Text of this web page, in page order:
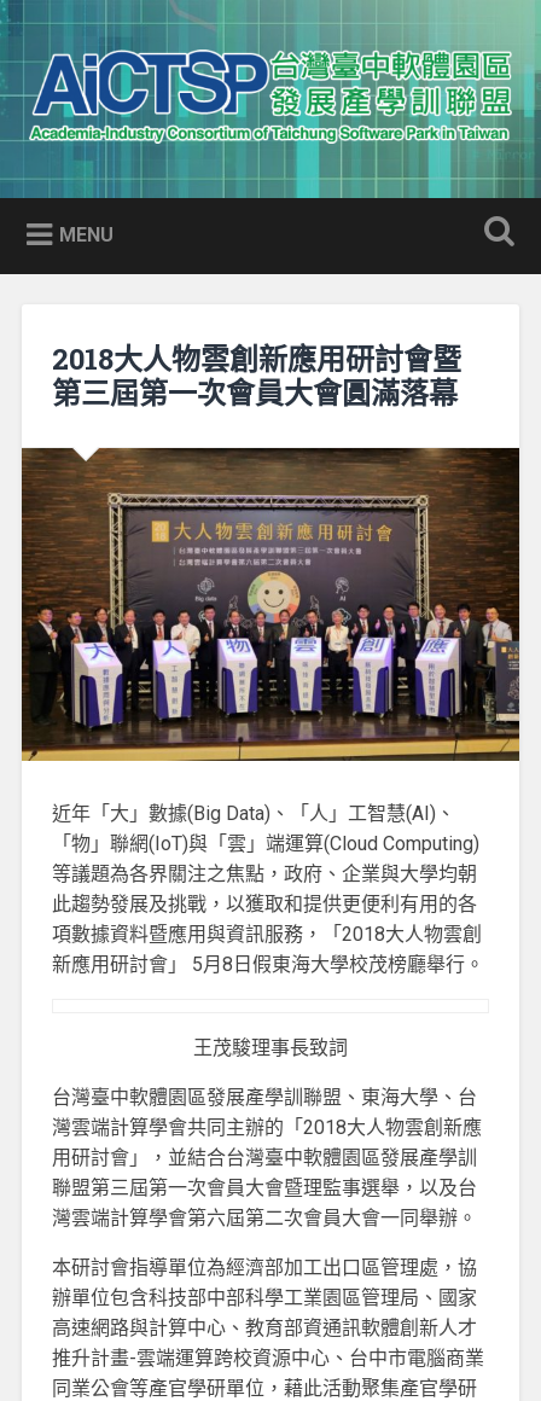
Skip
to
content
Search
AICTSP 台灣臺中軟體園區發展
產學訓聯盟
Academia-Industry Consortium of Taichung Software Park
in Taiwan
MENU
2018大人物雲創新應用研討會暨
第三屆第一次會員大會圓滿落幕
近年「大」數據(Big Data)、「人」工智慧(AI)、
「物」聯網(IoT)與「雲」端運算(Cloud Computing)
等議題為各界關注之焦點，政府、企業與大學均朝
此趨勢發展及挑戰，以獲取和提供更便利有用的各
項數據資料暨應用與資訊服務，「2018大人物雲創
新應用研討會」 5月8日假東海大學校茂榜廳舉行。
王茂駿理事長致詞
台灣臺中軟體園區發展產學訓聯盟、東海大學、台
灣雲端計算學會共同主辦的「2018大人物雲創新應
用研討會」，並結合台灣臺中軟體園區發展產學訓
聯盟第三屆第一次會員大會暨理監事選舉，以及台
灣雲端計算學會第六屆第二次會員大會一同舉辦。
本研討會指導單位為經濟部加工出口區管理處，協
辦單位包含科技部中部科學工業園區管理局、國家
高速網路與計算中心、教育部資通訊軟體創新人才
推升計畫-雲端運算跨校資源中心、台中市電腦商業
同業公會等產官學研單位，藉此活動聚集產官學研